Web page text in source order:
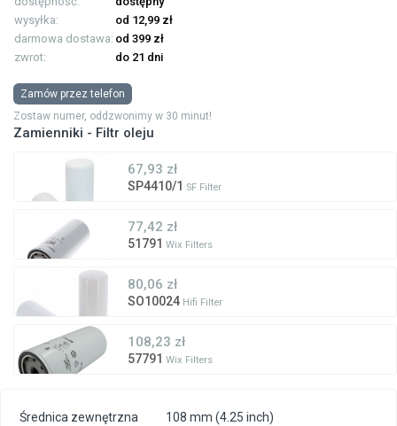
wysyłka:
od 12,99 zł
darmowa dostawa: od 399 zł
zwrot:
do 21 dni
Zamów przez telefon
Zostaw numer, oddzwonimy w 30 minut!
Zamienniki - Filtr oleju
67,93 zł
SP4410/1 SF Filter
77,42 zł
51791 Wix Filters
80,06 zł
SO10024 Hifi Filter
108,23 zł
57791 Wix Filters
Średnica zewnętrzna
108 mm (4.25 inch)